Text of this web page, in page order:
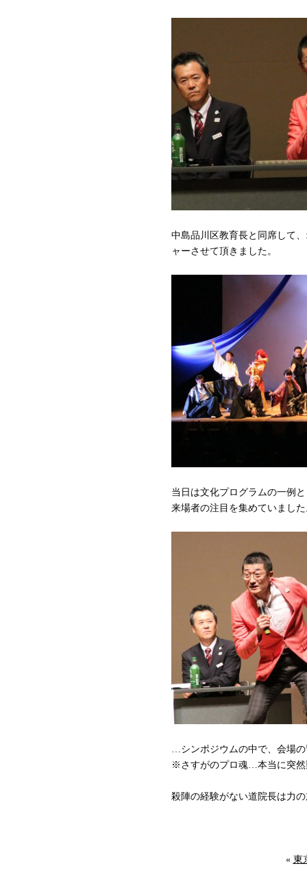
中島品川区教育長と同席して
ャーさせて頂きました。
当日は文化プログラムの一例
来場者の注目を集めていまし
…シンポジウムの中で、会場
※さすがのプロ魂…本当に突然
殺陣の経験がない道院長は力
« 東